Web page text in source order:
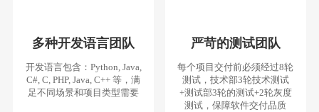
多种开发语言团队
开发语言包含：Python, Java,
C#, C, PHP, Java, C++ 等，满
足不同场景和项目类型需要
严苛的测试团队
每个项目交付前必须经过8轮
测试，技术部3轮技术测试
+测试部3轮的测试+2轮灰度
测试，保障软件交付品质